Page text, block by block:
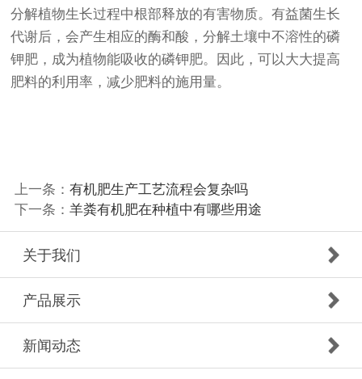
分解植物生长过程中根部释放的有害物质。有益菌生长
代谢后，会产生相应的酶和酸，分解土壤中不溶性的磷
钾肥，成为植物能吸收的磷钾肥。因此，可以大大提高
肥料的利用率，减少肥料的施用量。
上一条： 有机肥生产工艺流程会复杂吗
下一条： 羊粪有机肥在种植中有哪些用途
关于我们
产品展示
新闻动态